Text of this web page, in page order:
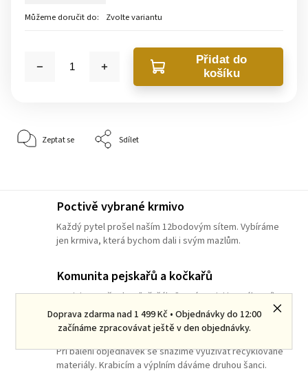
Doprava zdarma nad 1 499 Kč • Objednávky do 12:00
začínáme zpracovávat ještě v den objednávky.
Můžeme doručit do: Zvolte variantu
Přidat do
košíku
Zeptat se Sdílet
Poctivě vybrané krmivo
Každý pytel prošel naším 12bodovým sítem. Vybíráme
jen krmiva, která bychom dali i svým mazlům.
Komunita pejskařů a kočkařů
Spojujeme všechny "Věrňáky". U nás nejsi jen zákazník.
Myslíme na ekologii
Při balení objednávek se snažíme využívat recyklované
materiály. Krabicím a výplním dáváme druhou šanci.